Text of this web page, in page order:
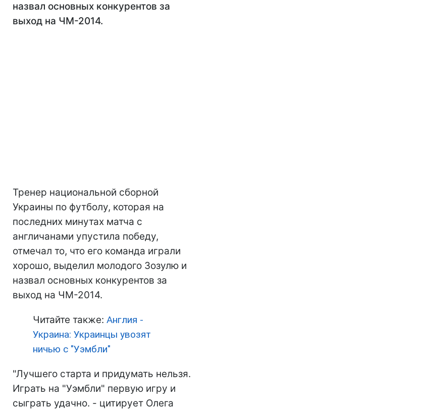
назвал основных конкурентов за
выход на ЧМ-2014.
Тренер национальной сборной
Украины по футболу, которая на
последних минутах матча с
англичанами упустила победу,
отмечал то, что его команда играли
хорошо, выделил молодого Зозулю и
назвал основных конкурентов за
выход на ЧМ-2014.
Читайте также: Англия -
Украина: Украинцы увозят
ничью с "Уэмбли"
"Лучшего старта и придумать нельзя.
Играть на "Уэмбли" первую игру и
сыграть удачно. - цитирует Олега